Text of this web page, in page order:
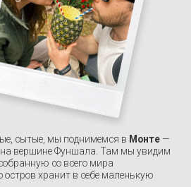
оставив в памяти его свет